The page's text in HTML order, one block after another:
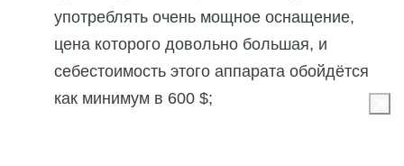
употреблять очень мощное оснащение,
цена которого довольно большая, и
себестоимость этого аппарата обойдётся
как минимум в 600 $;